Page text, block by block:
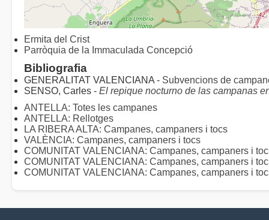
Ermita del Crist
Parròquia de la Immaculada Concepció
Bibliografia
GENERALITAT VALENCIANA - Subvencions de
SENSO, Carles - El repique nocturno de las campanas
ANTELLA: Totes les campanes
ANTELLA: Rellotges
LA RIBERA ALTA: Campanes, campaners i tocs
VALÈNCIA: Campanes, campaners i tocs
COMUNITAT VALENCIANA: Campanes, campaners i
COMUNITAT VALENCIANA: Campanes, campaners i
COMUNITAT VALENCIANA: Campanes, campaners i